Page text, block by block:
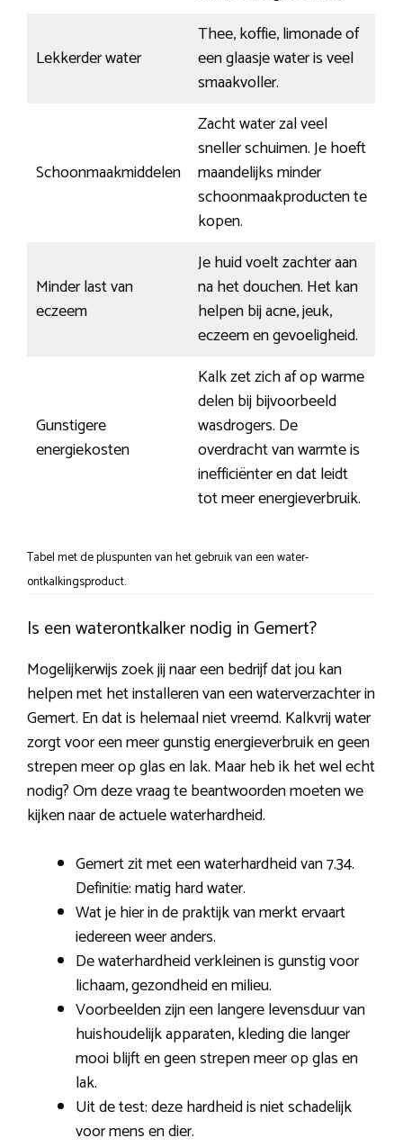
Lekkerder water
Thee, koffie, limonade of
een glaasje water is veel
smaakvoller.
Schoonmaakmiddelen
Zacht water zal veel
sneller schuimen. Je hoeft
maandelijks minder
schoonmaakproducten te
kopen.
Minder last van
eczeem
Je huid voelt zachter aan
na het douchen. Het kan
helpen bij acne, jeuk,
eczeem en gevoeligheid.
Gunstigere
energiekosten
Kalk zet zich af op warme
delen bij bijvoorbeeld
wasdrogers. De
overdracht van warmte is
inefficiënter en dat leidt
tot meer energieverbruik.
Tabel met de pluspunten van het gebruik van een water-
ontkalkingsproduct.
Is een waterontkalker nodig in Gemert?
Mogelijkerwijs zoek jij naar een bedrijf dat jou kan
helpen met het installeren van een waterverzachter in
Gemert. En dat is helemaal niet vreemd. Kalkvrij water
zorgt voor een meer gunstig energieverbruik en geen
strepen meer op glas en lak. Maar heb ik het wel echt
nodig? Om deze vraag te beantwoorden moeten we
kijken naar de actuele waterhardheid.
Gemert zit met een waterhardheid van 7.34.
Definitie: matig hard water.
Wat je hier in de praktijk van merkt ervaart
iedereen weer anders.
De waterhardheid verkleinen is gunstig voor
lichaam, gezondheid en milieu.
Voorbeelden zijn een langere levensduur van
huishoudelijk apparaten, kleding die langer
mooi blijft en geen strepen meer op glas en
lak.
Uit de test: deze hardheid is niet schadelijk
voor mens en dier.